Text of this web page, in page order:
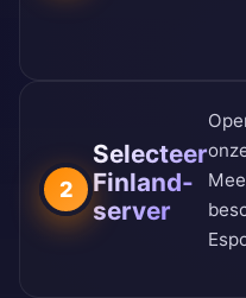
2
Selecteer
Finland-
server